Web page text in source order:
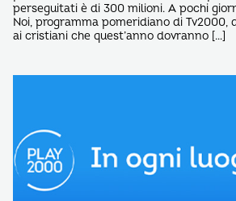
perseguitati è di 300 milioni. A pochi
Noi, programma pomeridiano di Tv2000,
ai cristiani che quest’anno dovranno […]